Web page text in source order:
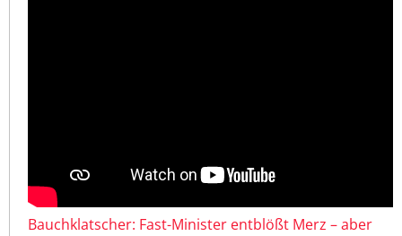
Bauchklatscher: Fast-Minister entblößt Merz – aber